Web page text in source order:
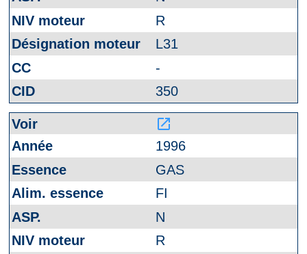
R
L31
-
350
launch
1996
GAS
FI
N
R